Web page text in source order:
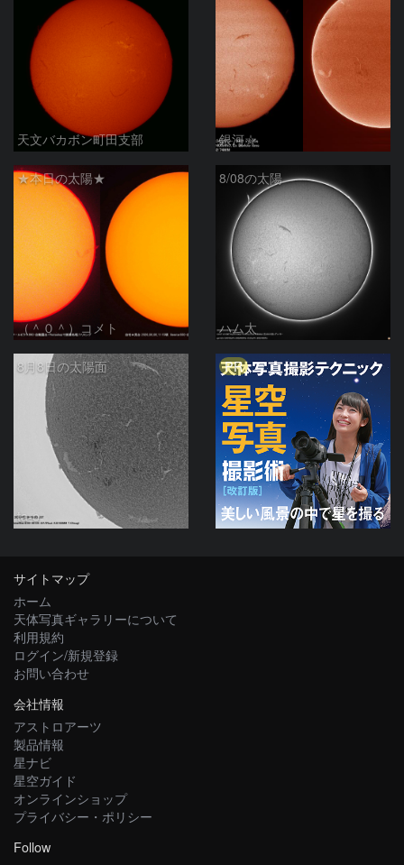
天文バカボン町田支部 銀河☆
★本日の太陽★
（＾０＾）コメト
8/08の太陽
ハム太
8月8日の太陽面
ta-o
PR
サイトマップ
ホーム
天体写真ギャラリーについて
利用規約
ログイン/新規登録
お問い合わせ
会社情報
アストロアーツ
製品情報
星ナビ
星空ガイド
オンラインショップ
プライバシー・ポリシー
Follow